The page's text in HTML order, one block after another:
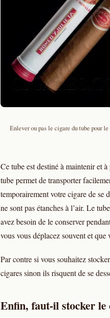
Enlever ou pas le cigare du tube pour le
Ce tube est destiné à maintenir et
tube permet de transporter
temporairement votre cigare de se
ne sont pas étanches à l’air. Le
avez besoin de le conserver
vous vous déplacez souvent et
Par contre si vous souhaitez
cigares sinon ils risquent de se
Enfin, faut-il stocker le